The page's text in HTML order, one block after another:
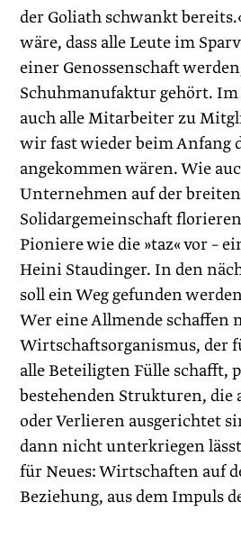
der ­Goliath schwankt
wäre, dass alle Leute im
einer Genossenschaft
Schuhmanufaktur gehört.
auch alle Mitarbeiter zu
wir fast wieder beim Anfang
angekommen wären. Wie
Unternehmen auf der
Solidargemeinschaft
Pioniere wie die »taz« vor –
Heini Staudinger. In den
soll ein Weg gefunden
Wer eine Allmende schaffen
Wirtschaftsorganismus, der
alle Beteiligten Fülle schafft,
bestehenden Strukturen, die
oder Verlieren ausgerichtet
dann nicht unterkriegen
für Neues: Wirtschaften auf
Beziehung, aus dem Impuls